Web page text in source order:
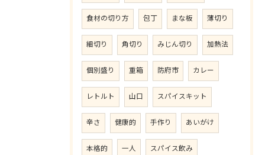
食材の切り方 包丁 まな板 薄切り
細切り 角切り みじん切り 加熱法
個別盛り 重箱 防府市 カレー
レトルト 山口 スパイスキット
辛さ 健康的 手作り あいがけ
本格的 一人 スパイス飲み